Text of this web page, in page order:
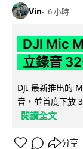
Vin 6 小時
DJI Mic
立錄音
DJI 最新推出的
音，並首度下放
閱讀全文
分享